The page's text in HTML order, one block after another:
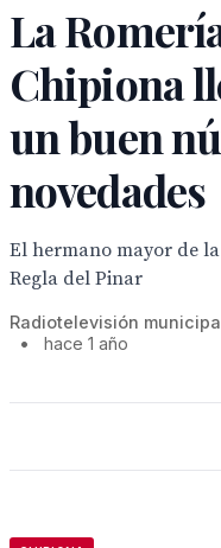
La
Chipiona
un buen
novedades
El hermano mayor de
Regla del Pinar
Radiotelevisión
•
hace 1 año